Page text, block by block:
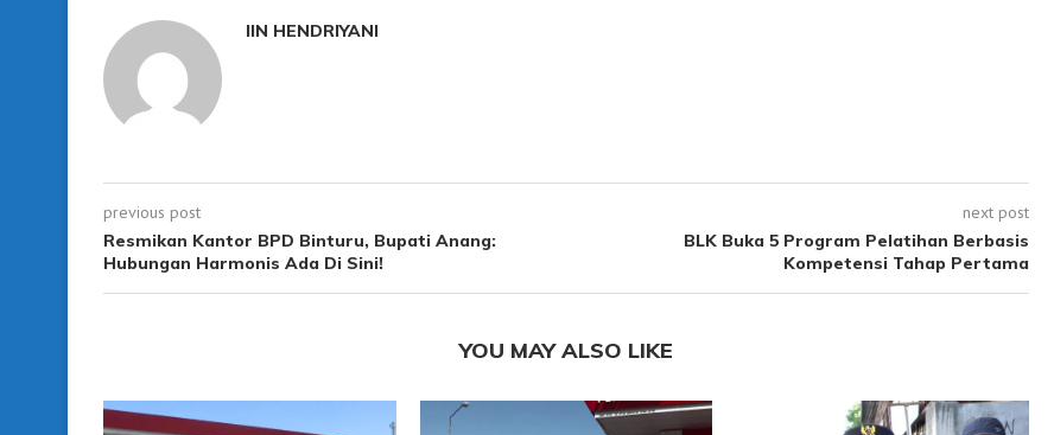
IIN HENDRIYANI
previous post
Resmikan Kantor BPD Binturu, Bupati Anang:
Hubungan Harmonis Ada Di Sini!
next post
BLK Buka 5 Program Pelatihan Berbasis
Kompetensi Tahap Pertama
YOU MAY ALSO LIKE